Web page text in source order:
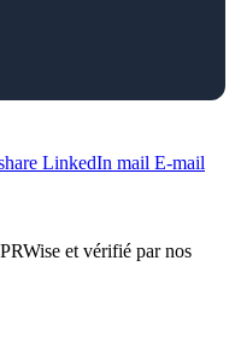
LinkedIn mail E-mail
et vérifié par nos